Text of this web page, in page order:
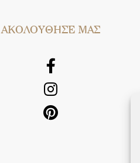
AΚΟΛΟΥΘΗΣΕ ΜΑΣ